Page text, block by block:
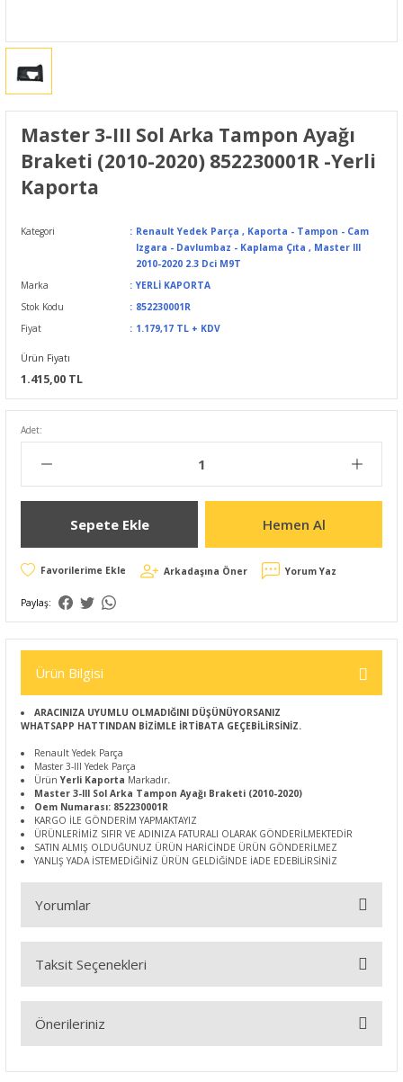
Master 3-III Sol Arka Tampon Ayağı
Braketi (2010-2020) 852230001R -Yerli
Kaporta
Kategori Renault Yedek Parça , Kaporta - Tampon - Cam
Izgara - Davlumbaz - Kaplama Çıta , Master III
2010-2020 2.3 Dci M9T
Marka
YERLİ KAPORTA
Stok Kodu
852230001R
Fiyat
1.179,17 TL + KDV
Ürün Fiyatı
1.415,00 TL
Adet:
Sepete Ekle Hemen Al
Arkadaşına Öner Yorum Yaz
Paylaş:
Ürün Bilgisi
ARACINIZA UYUMLU OLMADIĞINI DÜŞÜNÜYORSANIZ
WHATSAPP HATTINDAN BİZİMLE İRTİBATA GEÇEBİLİRSİNİZ.
Renault Yedek Parça
Master 3-III Yedek Parça
ÜrünYerli Kaporta Markadır.
Master 3-III Sol Arka Tampon Ayağı Braketi (2010-2020)
Oem Numarası: 852230001R
KARGO İLE GÖNDERİM YAPMAKTAYIZ
ÜRÜNLERİMİZ SIFIR VE ADINIZA FATURALI OLARAK GÖNDERİLMEKTEDİR
SATIN ALMIŞ OLDUĞUNUZ ÜRÜN HARİCİNDE ÜRÜN GÖNDERİLMEZ
YANLIŞ YADA İSTEMEDİĞİNİZ ÜRÜN GELDİĞİNDE İADE EDEBİLİRSİNİZ
Yorumlar
Bu ürüne ilk yorumu siz yapın!
Taksit Seçenekleri
Önerileriniz